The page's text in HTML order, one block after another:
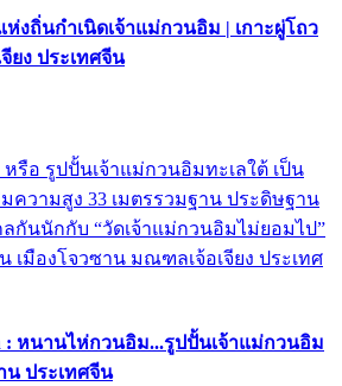
งถิ่นกำเนิดเจ้าแม่กวนอิม | เกาะผู่โถว
ยง ประเทศจีน
รือ รูปปั้นเจ้าแม่กวนอิมทะเลใต้ เป็น
ความสูง 33 เมตรรวมฐาน ประดิษฐาน
ลกันนักกับ “วัดเจ้าแม่กวนอิมไม่ยอมไป”
เมืองโจวซาน มณฑลเจ้อเจียง ประเทศ
: หนานไห่กวนอิม...รูปปั้นเจ้าแม่กวนอิม
น ประเทศจีน